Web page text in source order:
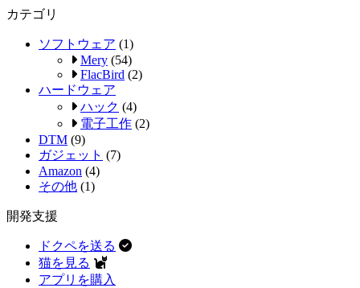
カテゴリ
ソフトウェア (1)
Mery (54)
FlacBird (2)
ハードウェア
ハック (4)
電子工作 (2)
DTM (9)
ガジェット (7)
Amazon (4)
その他 (1)
開発支援
ドクペを送る
猫を見る
アプリを購入